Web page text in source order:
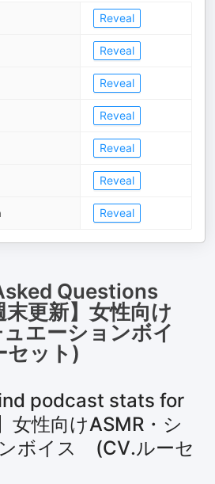
Reveal
Reveal
Reveal
Reveal
Reveal
Reveal
Reveal
Questions
末更新】女性向け
エーションボイ
ット)
podcast stats for
女性向けASMR・シ
ボイス (CV.ルーセ